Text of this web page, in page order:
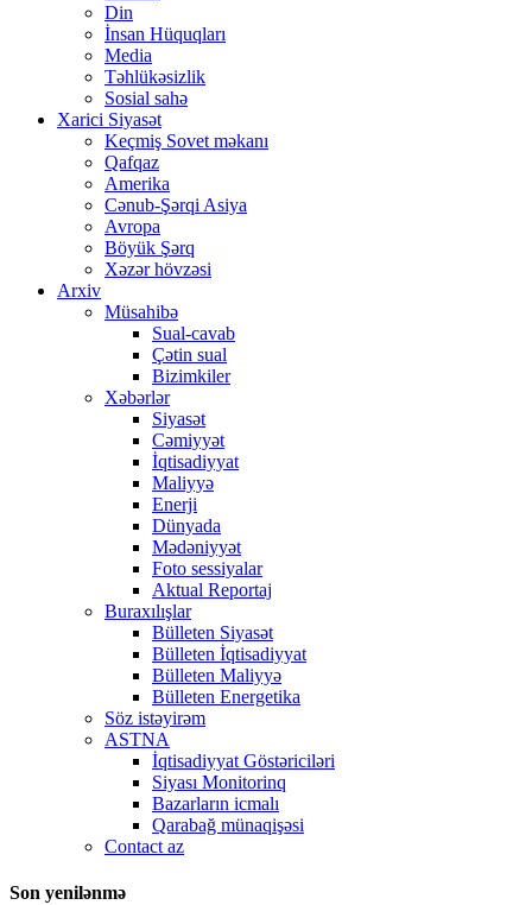
Din
İnsan Hüquqları
Media
Təhlükəsizlik
Sosial sahə
Xarici Siyasət
Keçmiş Sovet məkanı
Qafqaz
Amerika
Cənub-Şərqi Asiya
Avropa
Böyük Şərq
Xəzər hövzəsi
Arxiv
Müsahibə
Sual-cavab
Çətin sual
Bizimkiler
Xəbərlər
Siyasət
Cəmiyyət
İqtisadiyyat
Maliyyə
Enerji
Dünyada
Mədəniyyət
Foto sessiyalar
Aktual Reportaj
Buraxılışlar
Bülleten Siyasət
Bülleten İqtisadiyyat
Bülleten Maliyyə
Bülleten Energetika
Söz istəyirəm
ASTNA
İqtisadiyyat Göstəriciləri
Siyası Monitorinq
Bazarların icmalı
Qarabağ münaqişəsi
Contact az
Son yenilənmə